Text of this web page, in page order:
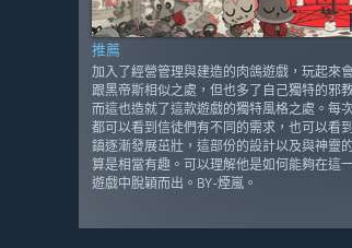
推薦
加入了經營管理與建造的肉鴿遊戲，玩起來
跟黑帝斯相似之處，但也多了自己獨特的邪
而這也造就了這款遊戲的獨特風格之處。每
都可以看到信徒們有不同的需求，也可以看
鎮逐漸發展茁壯，這部份的設計以及與神靈
算是相當有趣。可以理解他是如何能夠在這
遊戲中脫穎而出。BY-煙嵐。